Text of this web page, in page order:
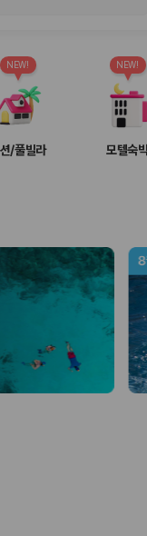
금과 보상 한도를 비교합
의성을 함께 확인합니다.
습니다.
니다. 보험 포함 여부,
. 카모아에서는 제주
용 만족도가 달라집니
형이 좋은 차종입니다.
/풀빌라
NEW!
모텔숙
NEW!